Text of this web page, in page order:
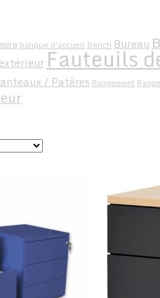
banque d'accueil Bench Bureau
extérieurFauteuils
/ Patères Rangement